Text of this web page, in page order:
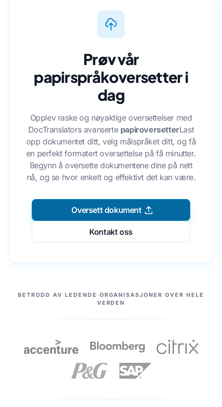
Prøv vår
papirspråkoversetter i
dag
Opplev raske og nøyaktige oversettelser med
DocTranslators avanserte papiroversetterLast
opp dokumentet ditt, velg målspråket ditt, og få
en perfekt formatert oversettelse på få minutter.
Begynn å oversette dokumentene dine på nett
nå, og se hvor enkelt og effektivt det kan være.
Oversett dokument
Kontakt oss
VÅRE PARTNERE
BETRODD AV LEDENDE ORGANISASJONER OVER HELE
VERDEN